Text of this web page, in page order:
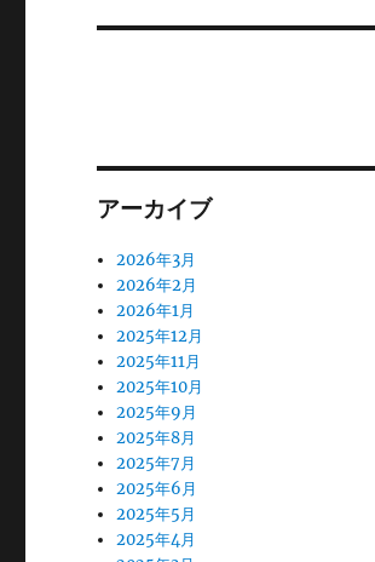
ョ
稿:
アーカイブ
2026年3月
2026年2月
2026年1月
2025年12月
2025年11月
2025年10月
2025年9月
2025年8月
2025年7月
2025年6月
2025年5月
2025年4月